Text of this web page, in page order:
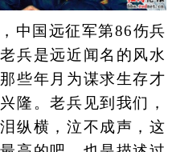
国远征军第86伤兵
兵是远近闻名的风水
些年月为谋求生存才
隆。老兵见到我们，
纵横，泣不成声，这